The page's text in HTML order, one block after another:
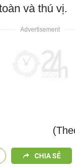
và thú vị.
CHIA SẺ